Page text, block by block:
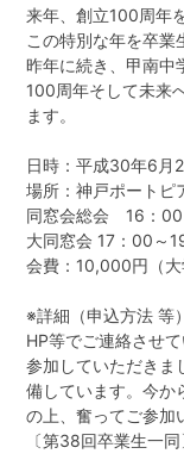
来年、創立100周年
この特別な年を卒業
昨年に続き、甲南中
100周年そして未来
ます。
日時：平成30
場所：神戸ポート
同窓会総会 16
大同窓会 17：
会費：10,000円（
※詳細（申込方法 等
HP等でご連絡させ
参加していただき
備しています。今か
の上、奮ってご参加
〔第38回卒業生一同